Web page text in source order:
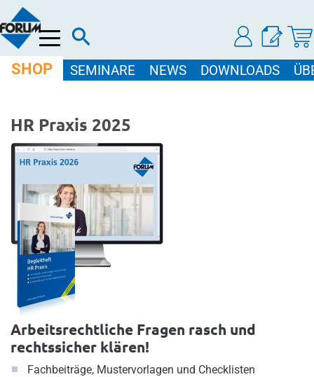
Menü
SHOP SEMINARE NEWS DOWNLOADS
HR Praxis 2025
Arbeitsrechtliche Fragen rasch und
rechtssicher klären!
Fachbeiträge, Mustervorlagen und Checklisten